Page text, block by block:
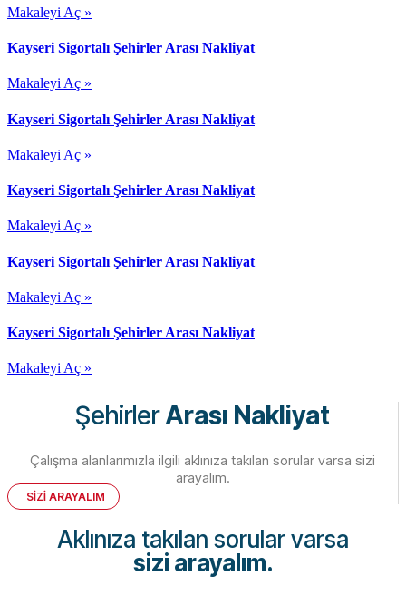
Makaleyi Aç »
Kayseri Sigortalı Şehirler Arası Nakliyat
Makaleyi Aç »
Kayseri Sigortalı Şehirler Arası Nakliyat
Makaleyi Aç »
Kayseri Sigortalı Şehirler Arası Nakliyat
Makaleyi Aç »
Kayseri Sigortalı Şehirler Arası Nakliyat
Makaleyi Aç »
Kayseri Sigortalı Şehirler Arası Nakliyat
Makaleyi Aç »
ŞehirlerArası Nakliyat
Çalışma alanlarımızla ilgili aklınıza takılan sorular varsa sizi
arayalım.
SİZİ ARAYALIM
Aklınıza takılan sorular varsa
sizi arayalım.